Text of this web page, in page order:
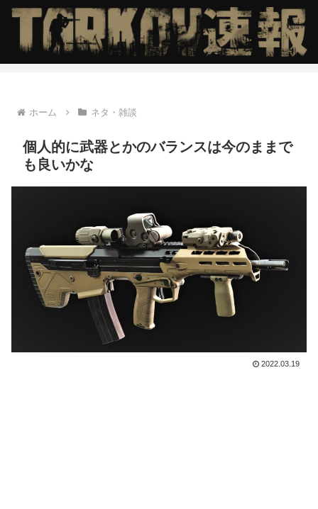
ホーム ネタ・雑談
個人的に武器とかのバランスは今のままで
も良いかな
2022.03.19